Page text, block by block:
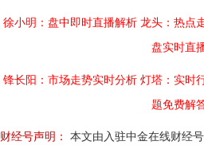
徐小明：盘中即时直播解析 龙头：热点
盘实时直
锋长阳：市场走势实时分析 灯塔：实时
题免费解
财经号声明：
本文由入驻中金在线财经